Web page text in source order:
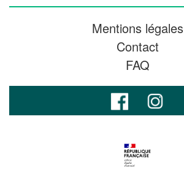
Mentions légales
Contact
FAQ